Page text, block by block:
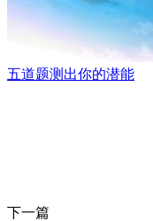
五道题测出你的潜能
下一篇